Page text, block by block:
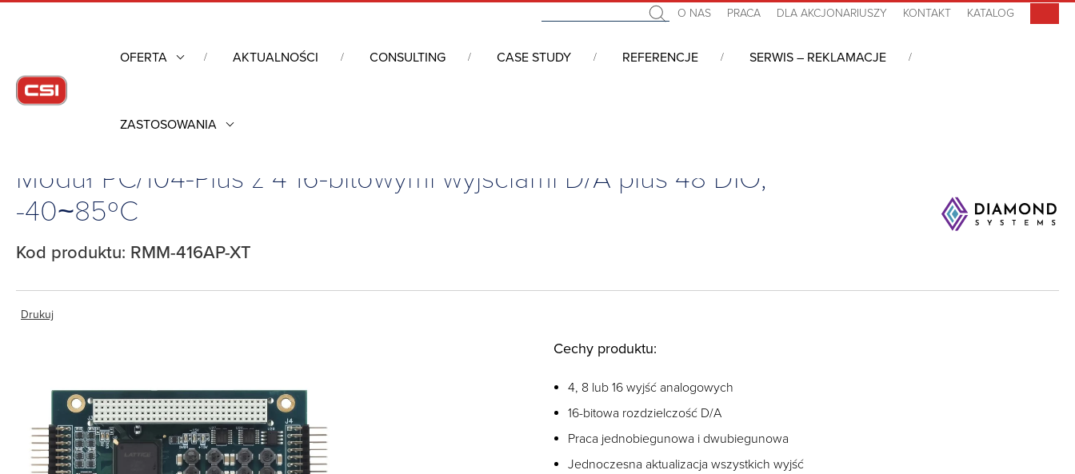
O NAS PRACA DLA AKCJONARIUSZY KONTAKT KATALOG
OFERTA AKTUALNOŚCI CONSULTING CASE STUDY REFERENCJE SERWIS – REKLAMACJE
ZASTOSOWANIA
Komputery przemysłowe
Moduł PC/104-Plus z 4 16-bitowymi wyjściami D/A plus 48 DIO,
-40~85ºC
Kod produktu: RMM-416AP-XT
Drukuj
Cechy produktu:
4, 8 lub 16 wyjść analogowych
16-bitowa rozdzielczość D/A
Praca jednobiegunowa i dwubiegunowa
Jednoczesna aktualizacja wszystkich wyjść